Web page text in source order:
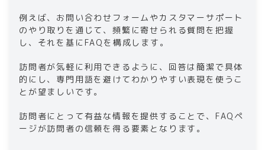
例えば、お問い合わせフォームやカスタマーサポート
のやり取りを通じて、頻繁に寄せられる質問を把握
し、それを基にFAQを構成します。
訪問者が気軽に利用できるように、回答は簡潔で具体
的にし、専門用語を避けてわかりやすい表現を使うこ
とが望ましいです。
訪問者にとって有益な情報を提供することで、FAQペ
ージが訪問者の信頼を得る要素となります。